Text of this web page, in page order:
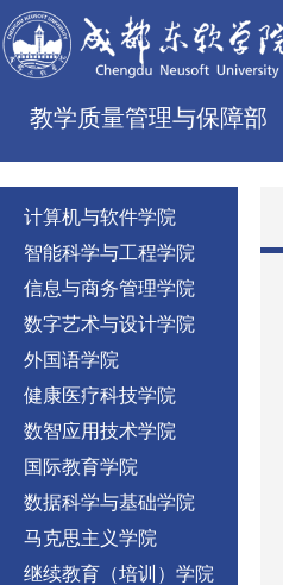
教学质量管理与保障部
计算机与软件学院
智能科学与工程学院
信息与商务管理学院
数字艺术与设计学院
外国语学院
健康医疗科技学院
数智应用技术学院
国际教育学院
数据科学与基础学院
马克思主义学院
继续教育（培训）学院